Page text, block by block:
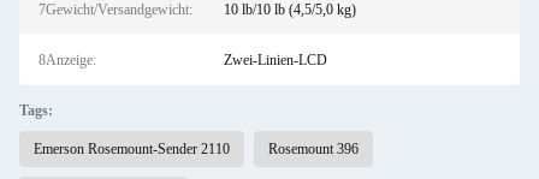
7Gewicht/Versandgewicht: 10 lb/10 lb (4,5/5,0 kg)
8Anzeige: Zwei-Linien-LCD
Tags:
Emerson Rosemount-Sender 2110 Rosemount 396